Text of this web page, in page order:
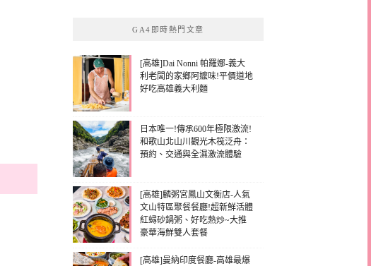
GA4即時熱門文章
[高雄]Dai Nonni 帕羅娜-義大
利老闆的家鄉阿嬤味!平價道地
好吃高雄義大利麵
日本唯一!傳承600年極限激流!
和歌山北山川觀光木筏泛舟：
預約、交通與全濕激流體驗
[高雄]麟粥宮鳳山文衡店-人氣
文山特區聚餐餐廳!超新鮮活體
紅蟳砂鍋粥、好吃熱炒~大推
豪華海鮮雙人套餐
[高雄]曼納印度餐廳-高雄最爆